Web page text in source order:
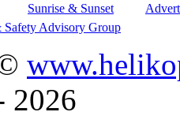
Sunrise & Sunset
Safety Advisory Group
2026